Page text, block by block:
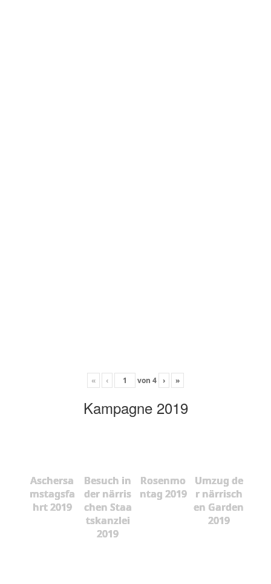
« ‹ von 4 › »
Kampagne 2019
Aschersa
mstagsfa
hrt 2019
Besuch in
der närris
chen Staa
tskanzlei
2019
Rosenmo
ntag 2019
Umzug de
r närrisch
en Garden
2019